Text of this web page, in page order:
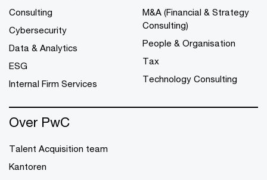
Consulting
Cybersecurity
Data & Analytics
ESG
Internal Firm Services
M&A (Financial & Strategy
Consulting)
People & Organisation
Tax
Technology Consulting
Over PwC
Talent Acquisition team
Kantoren